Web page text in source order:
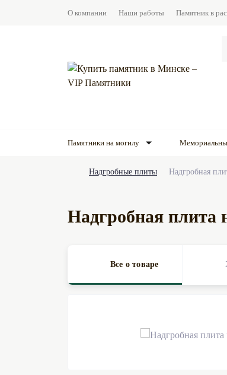
О компании Наши работы Памятник в
Памятники на могилу
Надгробные плиты Надгробная
Надгробная плита
Все о товаре